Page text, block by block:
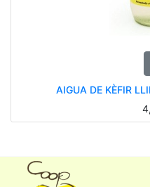
AIGUA DE KÈFIR